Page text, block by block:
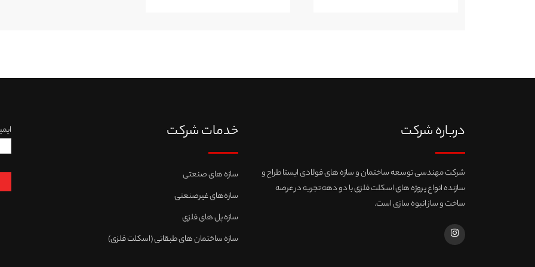
درباره شرکت
شرکت مهندسی توسعه ساختمان و سازه های فولادی ایستا طراح و
سازنده انواع پروژه های اسکلت فلزی با دو دهه تجربه در عرصه
ساخت و ساز انبوه سازی است.
خدمات شرکت
سازه های صنعتی
سازه‌های غیرصنعتی
سازه پل های فلزی
سازه ساختمان های طبقاتی (اسکلت فلزی)